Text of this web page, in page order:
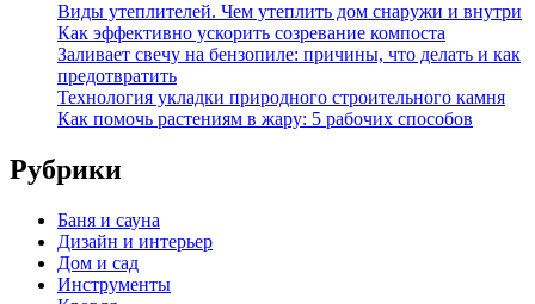
Виды утеплителей. Чем утеплить дом снаружи и внутри
Как эффективно ускорить созревание компоста
Заливает свечу на бензопиле: причины, что делать и как
предотвратить
Технология укладки природного строительного камня
Как помочь растениям в жару: 5 рабочих способов
Рубрики
Баня и сауна
Дизайн и интерьер
Дом и сад
Инструменты